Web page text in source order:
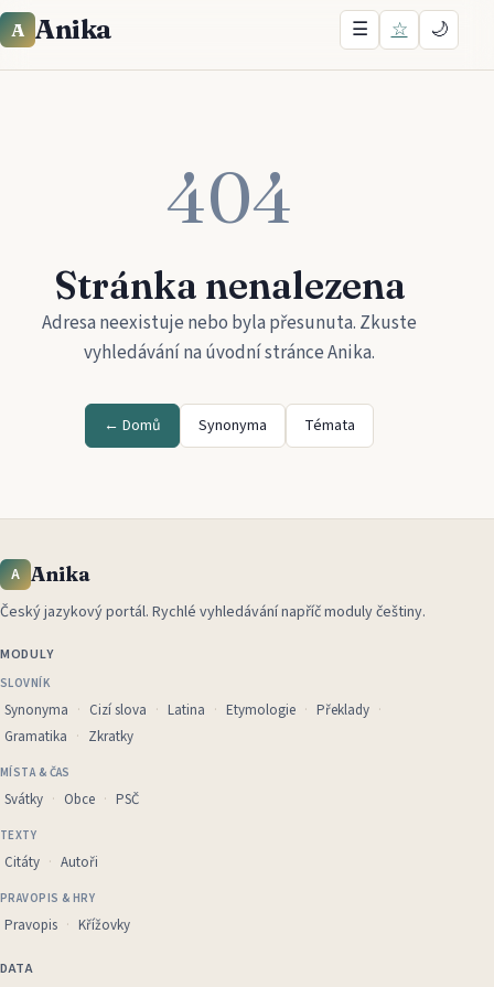
A Anika ☰ ☆ 🌙
404
Stránka nenalezena
Adresa neexistuje nebo byla přesunuta. Zkuste
vyhledávání na úvodní stránceAnika.
← Domů Synonyma Témata
A Anika
Český jazykový portál. Rychlé vyhledávání napříč moduly češtiny.
MODULY
SLOVNÍK
Synonyma Cizí slova Latina Etymologie
Překlady
Gramatika
Zkratky
MÍSTA & ČAS
Svátky Obce PSČ
TEXTY
Citáty Autoři
PRAVOPIS & HRY
Pravopis Křížovky
DATA